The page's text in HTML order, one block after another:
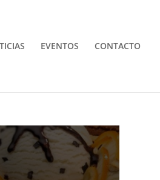
EVENTOS CONTACTO
INSTALAMOS